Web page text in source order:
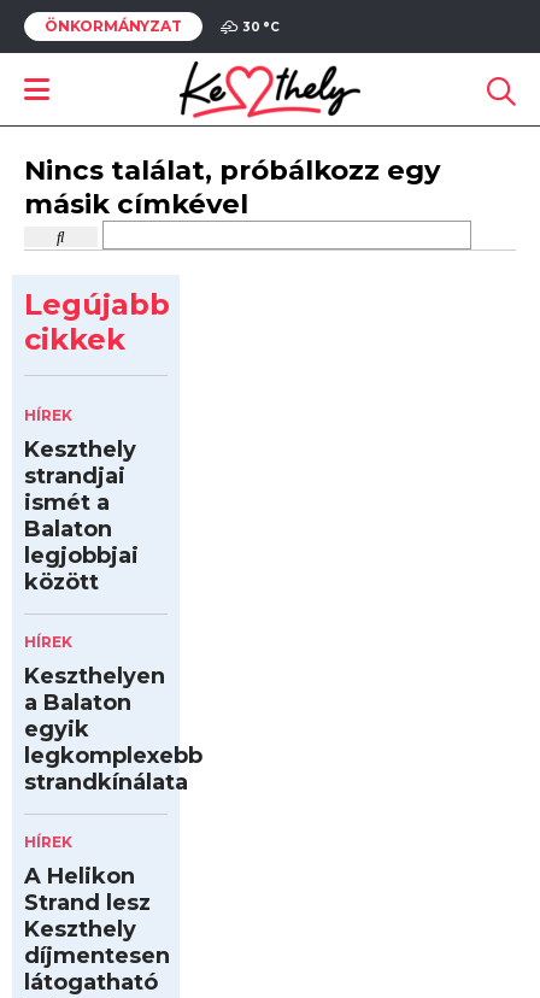
ÖNKORMÁNYZAT 30 °C
Nincs találat, próbálkozz egy
másik címkével
Legújabb
cikkek
HÍREK
Keszthely
strandjai
ismét a
Balaton
legjobbjai
között
HÍREK
Keszthelyen
a Balaton
egyik
legkomplexebb
strandkínálata
HÍREK
A Helikon
Strand lesz
Keszthely
díjmentesen
látogatható